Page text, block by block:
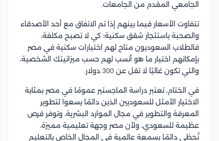
الجامعي المقدم من الجامعات.
تتفاوت الأسعار فيما بينهم إذا تم الاتفاق مع أحد الأصدقاء
والصحبة باستئجار شقق سكنية؛ كي لا تصبح مكلفة،
فالطلاب السعوديون متاح لهم اختيارات سكنية في مصر
بإمكانهم اختيار ما هو أنسب لهم حسب ميزانيتك الشخصية،
والتي تكون غالبًا لا تقل عن 300 دولار.
في الختام، تعتبر دراسة الماجستير عمومًا في مصر بمثابة
الاختيار الأمثل للسعوديين الذين دائمًا يسعوا لتطوير
المعرفة والتطوير في مجال الموارد البشرية، وتوفر فرص
عظيمة للسعودي، ولأن مصر وجهة تعليمية مميزة،
تُحظى دائمًا بسمعة عالمية في المجال الخاص بالتعليم